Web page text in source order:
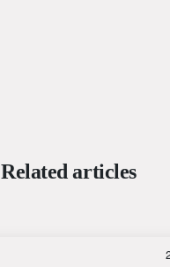
Related articles